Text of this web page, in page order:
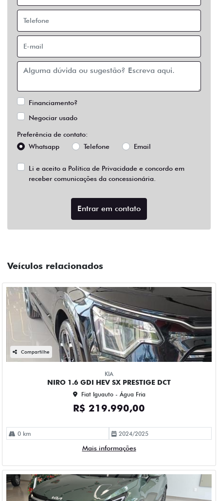
Financiamento?
Negociar usado
Preferência de contato:
Whatsapp
Telefone Email
Li e aceito a Política de Privacidade e concordo em
receber comunicações da concessionária.
Entrar em contato
Veículos relacionados
Compartilhe
KIA
NIRO 1.6 GDI HEV SX PRESTIGE DCT
Fiat Iguauto - Água Fria
R$ 219.990,00
0 km 2024/2025
Mais informações